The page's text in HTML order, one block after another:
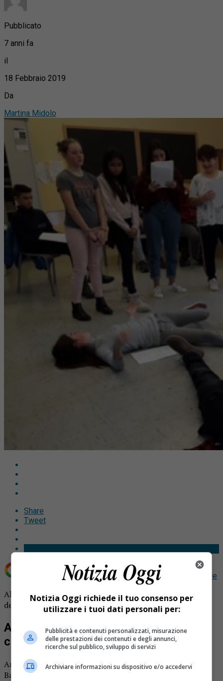
Pubblicato
7 anni fa
il
18 Febbraio 2019
Da
Martina Midolo
Share
Tweet
Aggiungi Notizia Oggi.it come Fonte preferita su Google
Alunni Serravalle portano in scena un adattamento
dell’Amleto di Shakespeare.
Alunni Serravalle portano in scena i
classici
Anche quest’anno l’istituto comprensivo “Padre Redento
Baranzano” con il supporto del Comune di Serravalle, ha
Notizia Oggi richiede il tuo consenso per
utilizzare i tuoi dati personali per:
Pubblicità e contenuti personalizzati, misurazione
delle prestazioni dei contenuti e degli annunci,
ricerche sul pubblico, sviluppo di servizi
Archiviare informazioni su dispositivo e/o accedervi